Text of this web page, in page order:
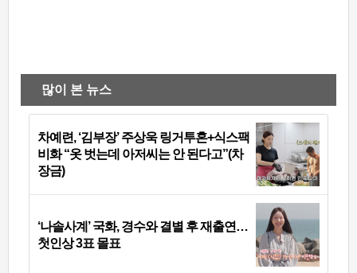
많이 본 뉴스
차예련, ‘김부장’ 주상욱 링거투혼+식스팩
비화 “옷 벗는데 아저씨는 안 된다고”(차
장금)
‘나솔사계’ 국화, 경수와 결별 후 재출연…
첫인상 3표 몰표